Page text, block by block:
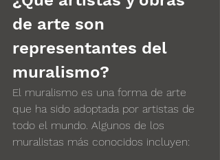
de arte son
representantes del
muralismo?
El muralismo es una forma de arte
que ha sido adoptada por artistas de
todo el mundo. Algunos de los
muralistas más conocidos incluyen: